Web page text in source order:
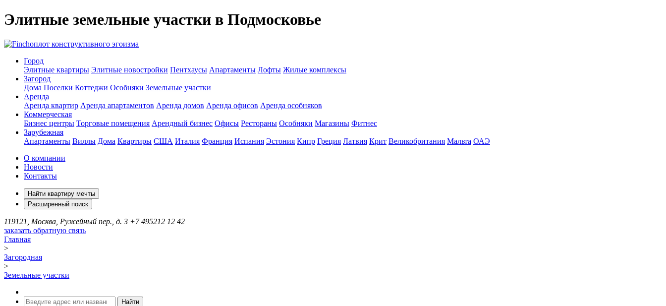
Элитные земельные участки в Подмосковье
оплот конструктивного эгоизма
Город
Элитные квартиры Элитные новостройки Пентхаусы Апартаменты Лофты Жилые комплексы
Загород
Дома Поселки Коттеджи Особняки Земельные участки
Аренда
Аренда квартир Аренда апартаментов Аренда домов Аренда офисов Аренда особняков
Коммерческая
Бизнес центры Торговые помещения Арендный бизнес Офисы Рестораны Особняки Магазины Фитнес
Зарубежная
Апартаменты Виллы Дома Квартиры США Италия Франция Испания Эстония Кипр Греция Латвия Крит Великобритания Мальта ОАЭ
О компании
Новости
Контакты
Найти квартиру мечты
Расширенный поиск
119121, Москва, Ружейный пер., д. 3 +7 495212 12 42
заказать обратную связь
Главная
>
Загородная
>
Земельные участки